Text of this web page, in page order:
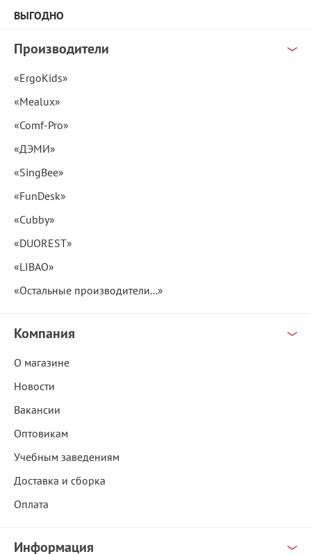
ВЫГОДНО
Производители
«ErgoKids»
«Mealux»
«Comf-Pro»
«ДЭМИ»
«SingBee»
«FunDesk»
«Cubby»
«DUOREST»
«LIBAO»
«Остальные производители...»
Компания
О магазине
Новости
Вакансии
Оптовикам
Учебным заведениям
Доставка и сборка
Оплата
Информация